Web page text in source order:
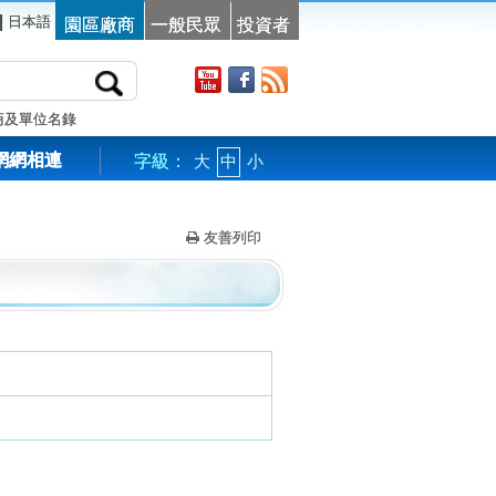
日本語 園區廠商 一般民眾 投資者
及單位名錄
網相連 字級： 大 中 小
友善列印